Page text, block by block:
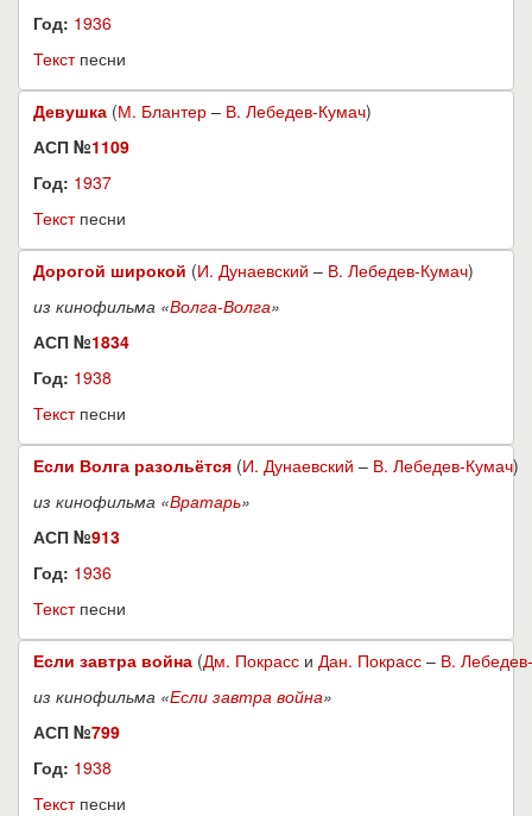
Год: 1936
Текстпесни
Девушка (М. Блантер – В. Лебедев-Кумач)
АСП №1109
Год: 1937
Текстпесни
Дорогой широкой (И. Дунаевский – В. Лебедев-Кумач)
из кинофильма «Волга-Волга»
АСП №1834
Год: 1938
Текстпесни
Если Волга разольётся (И. Дунаевский – В. Лебедев-Кумач)
из кинофильма «Вратарь»
АСП №913
Год: 1936
Текстпесни
Если завтра война (Дм. Покрасс и Дан. Покрасс – В.
из кинофильма «Если завтра война»
АСП №799
Год: 1938
Текстпесни